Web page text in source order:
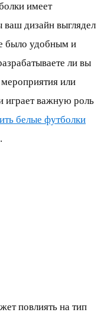
имеет
дизайн выглядел
было удобным и
ли вы
или
играет важную роль
белые футболки
повлиять на тип